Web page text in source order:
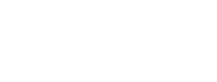
- P.I. 01465221214, iscritta alla C.C.I.A.A.